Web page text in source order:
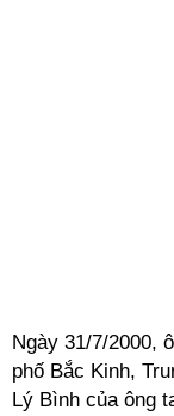
Ngày 31/7/2000,
phố Bắc Kinh,
Lý Bình của ông